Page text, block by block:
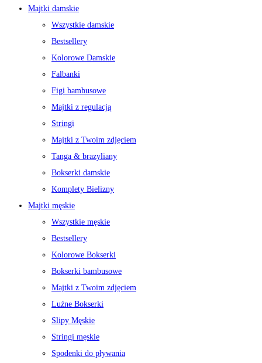
Majtki damskie
Wszystkie damskie
Bestsellery
Kolorowe Damskie
Falbanki
Figi bambusowe
Majtki z regulacją
Stringi
Majtki z Twoim zdjęciem
Tanga & brazyliany
Bokserki damskie
Komplety Bielizny
Majtki męskie
Wszystkie męskie
Bestsellery
Kolorowe Bokserki
Bokserki bambusowe
Majtki z Twoim zdjęciem
Luźne Bokserki
Slipy Męskie
Stringi męskie
Spodenki do pływania